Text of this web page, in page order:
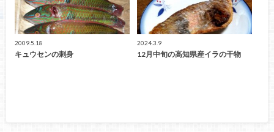
2009.5.18
キュウセンの刺身
2024.3.9
12月中旬の高知県産イラの干物